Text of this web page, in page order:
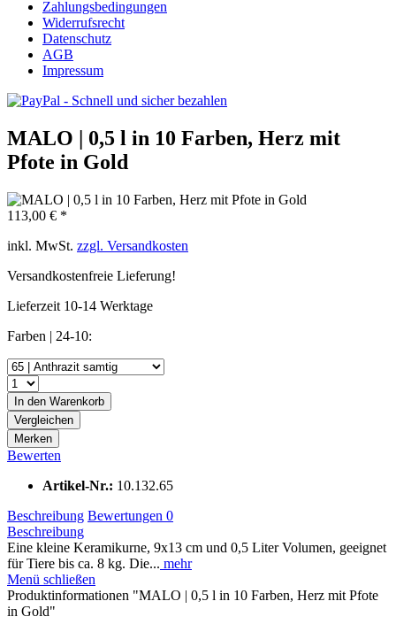
Zahlungsbedingungen
Widerrufsrecht
Datenschutz
AGB
Impressum
MALO | 0,5 l in 10 Farben, Herz mit
Pfote in Gold
113,00 € *
inkl. MwSt. zzgl. Versandkosten
Versandkostenfreie Lieferung!
Lieferzeit 10-14 Werktage
Farben | 24-10:
In den Warenkorb
Vergleichen
Merken
Bewerten
Artikel-Nr.: 10.132.65
Beschreibung Bewertungen 0
Beschreibung
Eine kleine Keramikurne, 9x13 cm und 0,5 Liter Volumen, geeignet
für Tiere bis ca. 8 kg. Die... mehr
Menü schließen
Produktinformationen "MALO | 0,5 l in 10 Farben, Herz mit Pfote
in Gold"